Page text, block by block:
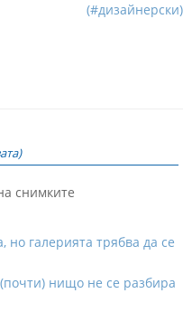
(#дизайнерски)
снимките
но галерията трябва да се
нищо не се разбира